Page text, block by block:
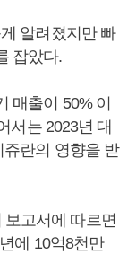
알려졌지만 빠
잡았다.
매출이 50% 이
서는 2023년 대
란의 영향을 받
고서에 따르면
에 10억8천만